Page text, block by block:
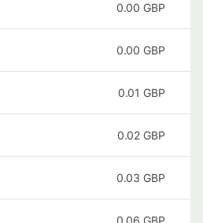
0.00 GBP
0.00 GBP
0.01 GBP
0.02 GBP
0.03 GBP